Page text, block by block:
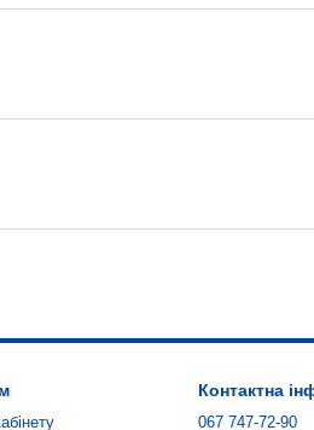
Контактна
067 747-72-90